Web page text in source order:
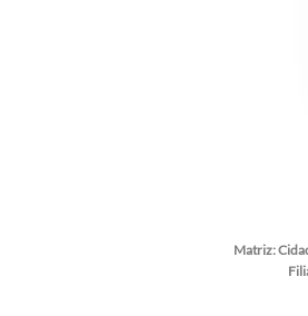
Matriz: